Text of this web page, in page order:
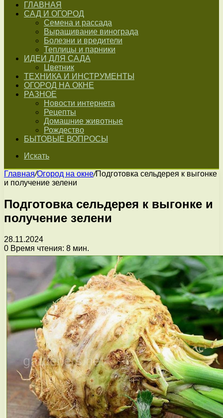
ГЛАВНАЯ
САД И ОГОРОД
Семена и рассада
Выращивание винограда
Болезни и вредители
Теплицы и парники
ИДЕИ ДЛЯ САДА
Цветник
ТЕХНИКА И ИНСТРУМЕНТЫ
ОГОРОД НА ОКНЕ
РАЗНОЕ
Новости интернета
Рецепты
Домашние животные
Рождество
БЫТОВЫЕ ВОПРОСЫ
Искать
Главная/Огород на окне/Подготовка сельдерея к выгонке
и получение зелени
Подготовка сельдерея к выгонке и
получение зелени
28.11.2024
0 Время чтения: 8 мин.